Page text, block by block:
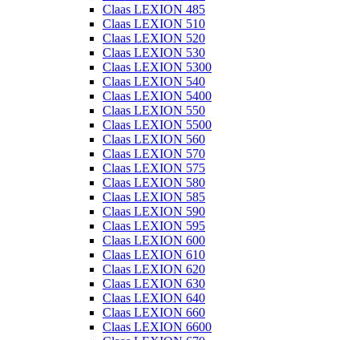
Claas LEXION 485
Claas LEXION 510
Claas LEXION 520
Claas LEXION 530
Claas LEXION 5300
Claas LEXION 540
Claas LEXION 5400
Claas LEXION 550
Claas LEXION 5500
Claas LEXION 560
Claas LEXION 570
Claas LEXION 575
Claas LEXION 580
Claas LEXION 585
Claas LEXION 590
Claas LEXION 595
Claas LEXION 600
Claas LEXION 610
Claas LEXION 620
Claas LEXION 630
Claas LEXION 640
Claas LEXION 660
Claas LEXION 6600